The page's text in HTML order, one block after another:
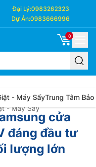
Đại Lý:0983262323
Dự Án:0983666996
0
- Máy SấyTrung Tâm Bảo
- Máy Sấy
cửa
đáng đầu tư
lượng lớn